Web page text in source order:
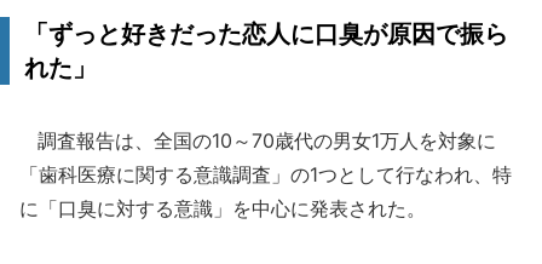
「ずっと好きだった恋人に口臭が原因で振ら
れた」
調査報告は、全国の10～70歳代の男女1万人を対象に
「歯科医療に関する意識調査」の1つとして行なわれ、特
に「口臭に対する意識」を中心に発表された。